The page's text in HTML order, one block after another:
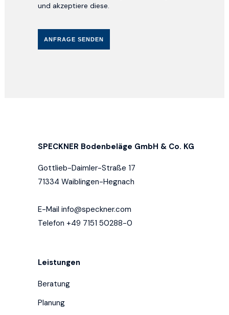
und akzeptiere diese.
SPECKNER Bodenbeläge GmbH & Co. KG
Gottlieb-Daimler-Straße 17
71334 Waiblingen-Hegnach
E-Mail info@speckner.com
Telefon +49 7151 50288-0
Leistungen
Beratung
Planung